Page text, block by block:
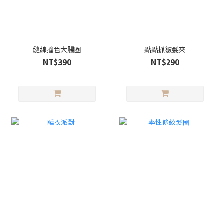
縫線撞色大腸圈
NT$390
點點抓皺髮夾
NT$290